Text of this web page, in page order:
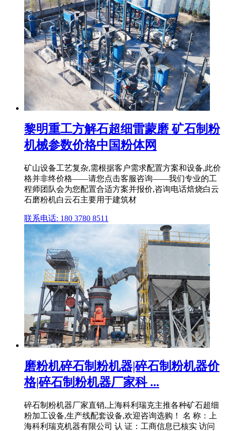
黎明重工方解石超细雷蒙磨 矿石制粉
机械参数价格中国粉体网
矿山设备工艺复杂,需根据客户需求配置方案和设备,此价
格并非终价格——请您点击客服咨询——我们专业的工
程师团队会为您配置合适方案并报价,咨询电话焙烧白云
石磨粉机白云石主要用于建筑材
联系电话: 180 3780 8511
磨粉机碎石制粉机器|碎石制粉机器价
格|碎石制粉机器厂家科 ...
碎石制粉机器厂家直销,上海科利瑞克主推各种矿石超细
粉加工设备,生产线配套设备,欢迎咨询选购！ 名 称：上
海科利瑞克机器有限公司 认 证：工商信息已核实 访问